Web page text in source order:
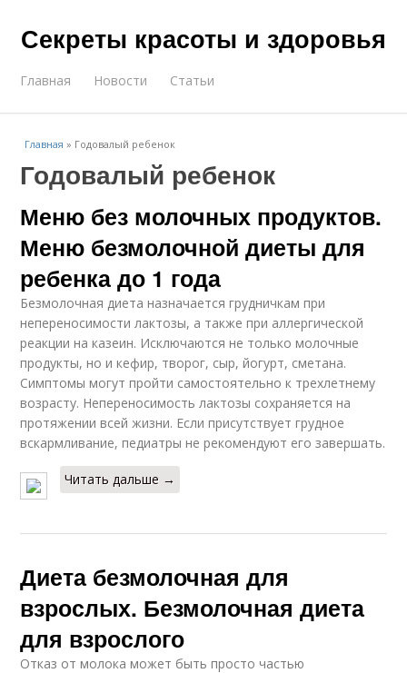
Секреты красоты и здоровья
Главная Новости Статьи
Главная » Годовалый ребенок
Годовалый ребенок
Меню без молочных продуктов.
Меню безмолочной диеты для
ребенка до 1 года
Безмолочная диета назначается грудничкам при
непереносимости лактозы, а также при аллергической
реакции на казеин. Исключаются не только молочные
продукты, но и кефир, творог, сыр, йогурт, сметана.
Симптомы могут пройти самостоятельно к трехлетнему
возрасту. Непереносимость лактозы сохраняется на
протяжении всей жизни. Если присутствует грудное
вскармливание, педиатры не рекомендуют его завершать.
Читать дальше →
Диета безмолочная для
взрослых. Безмолочная диета
для взрослого
Отказ от молока может быть просто частью